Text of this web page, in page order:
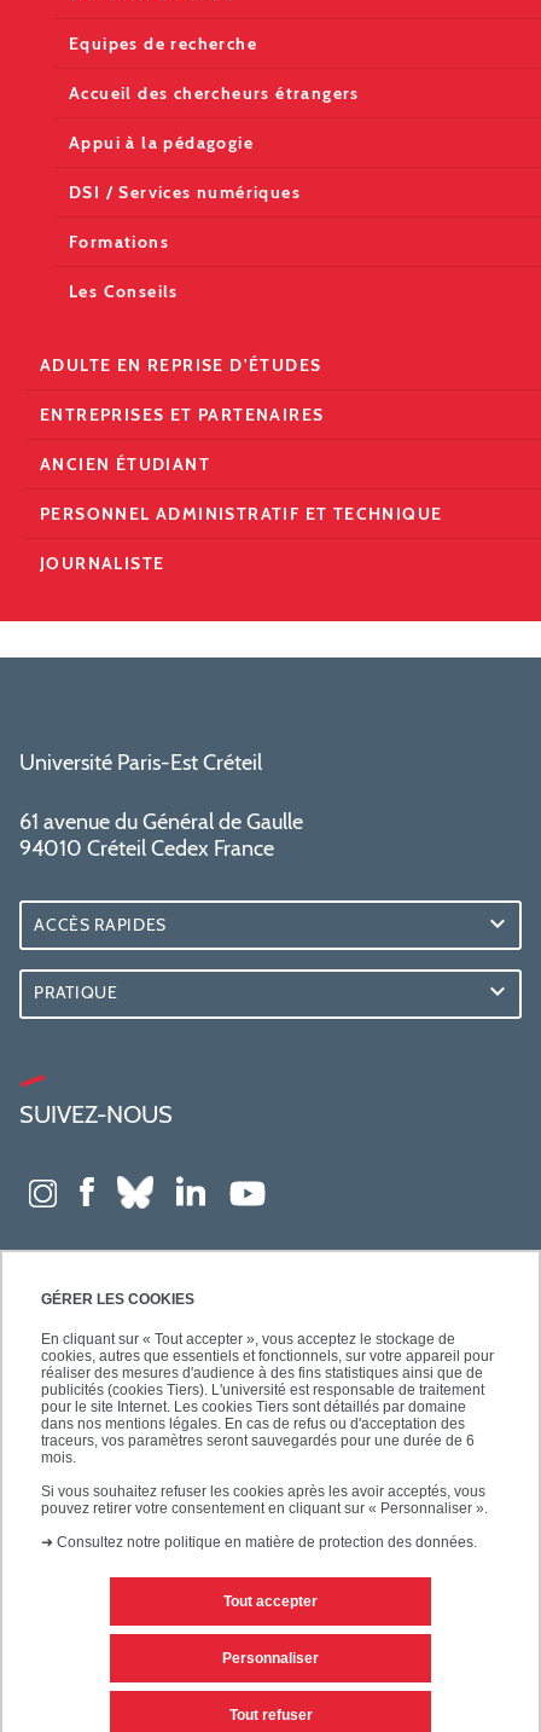
GÉRER LES COOKIES
En cliquant sur « Tout accepter », vous acceptez le stockage de
cookies, autres que essentiels et fonctionnels, sur votre appareil pour
réaliser des mesures d'audience à des fins statistiques ainsi que de
publicités (cookies Tiers). L'université est responsable de traitement
pour le site Internet. Les cookies Tiers sont détaillés par domaine
dans nos mentions légales. En cas de refus ou d'acceptation des
traceurs, vos paramètres seront sauvegardés pour une durée de 6
mois.
Si vous souhaitez refuser les cookies après les avoir acceptés, vous
pouvez retirer votre consentement en cliquant sur « Personnaliser ».
➜ Consultez notre politique en matière de protection des données.
Tout accepter
Tout refuser
Personnaliser
Equipes de recherche
Accueil des chercheurs étrangers
Appui à la pédagogie
DSI / Services numériques
Formations
Les Conseils
ADULTE EN REPRISE D'ÉTUDES
ENTREPRISES ET PARTENAIRES
ANCIEN ÉTUDIANT
PERSONNEL ADMINISTRATIF ET TECHNIQUE
JOURNALISTE
Université Paris-Est Créteil
61 avenue du Général de Gaulle
94010 Créteil Cedex France
ACCÈS RAPIDES
PRATIQUE
SUIVEZ-NOUS
Mentions légales
Personnaliser les cookies Plan du site